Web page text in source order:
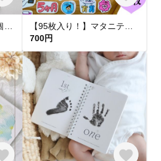
700円